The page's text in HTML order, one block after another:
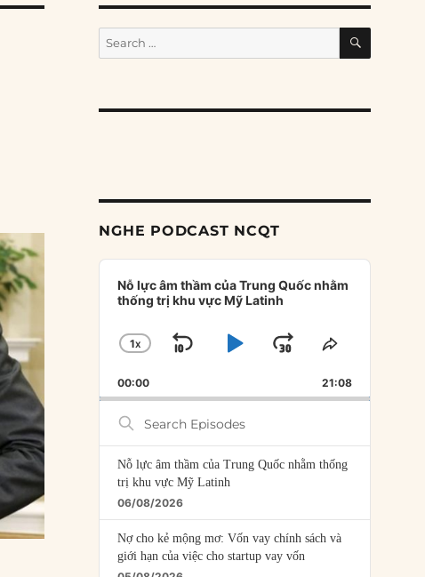
Search
for:
SEARCH
NGHE PODCAST NCQT
Audio
Player
Nỗ lực âm thầm của Trung Quốc nhằm
thống trị khu vực Mỹ Latinh
CHANGE
RATE
1X
SKIP
BACKWARD
PLAYJUMP
FORWARD
SHARE
EPISODE
00:00 21:08
Search
Episodes
Nỗ lực âm thầm của Trung Quốc nhằm thống
trị khu vực Mỹ Latinh
06/08/2026
Nợ cho kẻ mộng mơ: Vốn vay chính sách và
giới hạn của việc cho startup vay vốn